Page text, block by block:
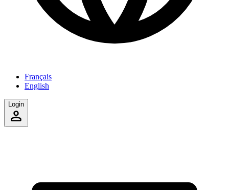
Français
English
Login